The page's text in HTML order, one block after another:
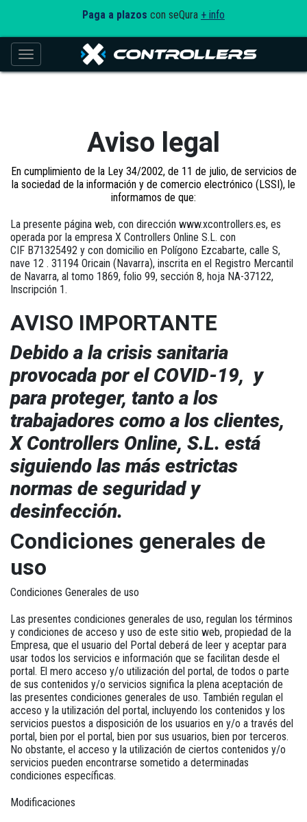
Paga a plazos con seQura + info
Toggle navigation
Aviso legal
En cumplimiento de la Ley 34/2002, de 11 de julio, de servicios de
la sociedad de la información y de comercio electrónico (LSSI), le
informamos de que:
La presente página web, con dirección www.xcontrollers.es, es
operada por la empresa X Controllers Online S.L. con
CIF B71325492 y con domicilio en Polígono Ezcabarte, calle S,
nave 12 . 31194 Oricain (Navarra), inscrita en el Registro Mercantil
de Navarra, al tomo 1869, folio 99, sección 8, hoja NA-37122,
Inscripción 1.
AVISO IMPORTANTE
Debido a la crisis sanitaria
provocada por el COVID-19, y
para proteger, tanto a los
trabajadores como a los clientes,
X Controllers Online, S.L. está
siguiendo las más estrictas
normas de seguridad y
desinfección.
Condiciones generales de
uso
Condiciones Generales de uso
Las presentes condiciones generales de uso, regulan los términos
y condiciones de acceso y uso de este sitio web, propiedad de la
Empresa, que el usuario del Portal deberá de leer y aceptar para
usar todos los servicios e información que se facilitan desde el
portal. El mero acceso y/o utilización del portal, de todos o parte
de sus contenidos y/o servicios significa la plena aceptación de
las presentes condiciones generales de uso. También regulan el
acceso y la utilización del portal, incluyendo los contenidos y los
servicios puestos a disposición de los usuarios en y/o a través del
portal, bien por el portal, bien por sus usuarios, bien por terceros.
No obstante, el acceso y la utilización de ciertos contenidos y/o
servicios pueden encontrarse sometido a determinadas
condiciones específicas.
Modificaciones